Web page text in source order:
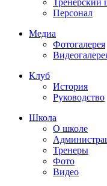
Персонал
Медиа
Фотогалерея
Клуб
История
Руководство
Школа
О школе
Тренеры
Фото
Видео